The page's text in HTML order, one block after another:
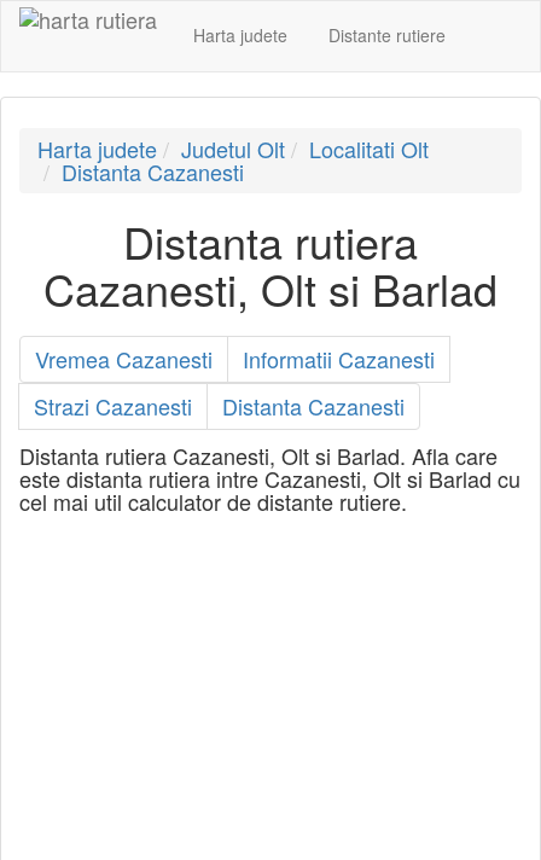
Harta judete Distante rutiere
Harta judete Judetul Olt Localitati Olt
Distanta Cazanesti
Distanta rutiera
Cazanesti, Olt si Barlad
Vremea Cazanesti
Informatii Cazanesti
Strazi Cazanesti
Distanta Cazanesti
Distanta rutiera Cazanesti, Olt si Barlad. Afla care
este distanta rutiera intre Cazanesti, Olt si Barlad cu
cel mai util calculator de distante rutiere.